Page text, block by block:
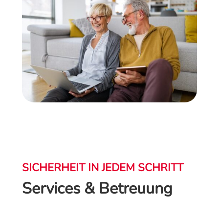
SICHERHEIT IN JEDEM SCHRITT
Services & Betreuung